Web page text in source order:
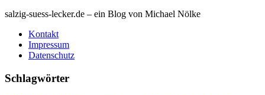
salzig-suess-lecker.de – ein Blog von Michael Nölke
Kontakt
Impressum
Datenschutz
Schlagwörter